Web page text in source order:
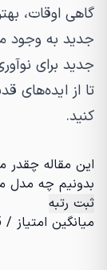
گاهی اوقات،
جدید به وجود
جدید برای
تا از
کنید.
این مقاله چقدر
بدونیم چه مدل
ثبت رتبه
میانگین امتیاز / 5. تعداد آراء: